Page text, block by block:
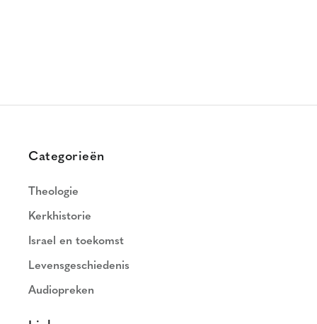
Categorieën
Theologie
Kerkhistorie
Israel en toekomst
Levensgeschiedenis
Audiopreken